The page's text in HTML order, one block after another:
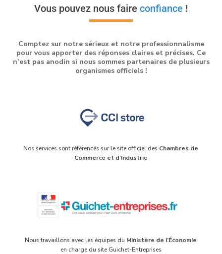
Vous pouvez nous faire confiance !
Comptez sur notre sérieux et notre professionnalisme
pour vous apporter des réponses claires et précises. Ce
n’est pas anodin si nous sommes partenaires de plusieurs
organismes officiels !
Nos services sont référencés sur le site officiel des Chambres de
Commerce et d’Industrie
Nous travaillons avec les équipes du Ministère de l’Économie
en charge du site Guichet-Entreprises